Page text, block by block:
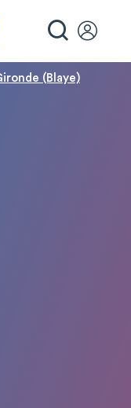
(Blaye)